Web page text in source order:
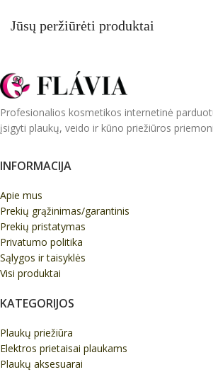
Jūsų peržiūrėti produktai
Profesionalios kosmetikos internetinė
įsigyti plaukų, veido ir kūno priežiūros
INFORMACIJA
Apie mus
Prekių grąžinimas/garantinis
Prekių pristatymas
Privatumo politika
Sąlygos ir taisyklės
Visi produktai
KATEGORIJOS
Plaukų priežiūra
Elektros prietaisai plaukams
Plaukų aksesuarai